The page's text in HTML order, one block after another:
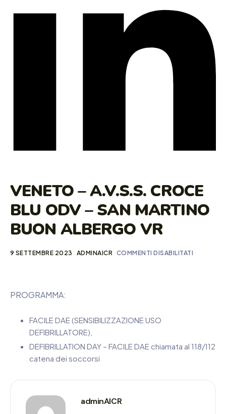
VENETO – A.V.S.S. CROCE
BLU ODV – SAN MARTINO
BUON ALBERGO VR
9 SETTEMBRE 2023 ADMINAICR COMMENTI DISABILITATI
PROGRAMMA:
FACILE DAE (SENSIBILIZZAZIONE USO
DEFIBRILLATORE),
DEFIBRILLATION DAY – FACILE DAE chiamata al 118/112
catena dei soccorsi
adminAICR